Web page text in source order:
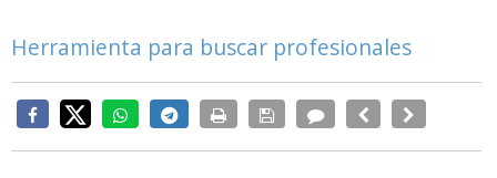
Herramienta para buscar profesionales